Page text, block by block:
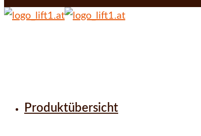
Produktübersicht